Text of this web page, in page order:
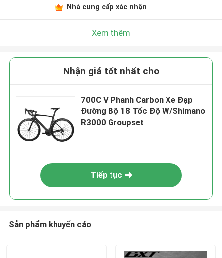
Nhà cung cấp xác nhận
Xem thêm
Nhận giá tốt nhất cho
700C V Phanh Carbon Xe Đạp
Đường Bộ 18 Tốc Độ W/Shimano
R3000 Groupset
Tiếp tục
Sản phẩm khuyến cáo